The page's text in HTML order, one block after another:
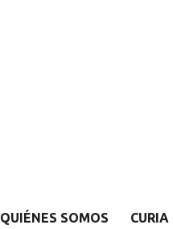
QUIÉNES SOMOS CURIA